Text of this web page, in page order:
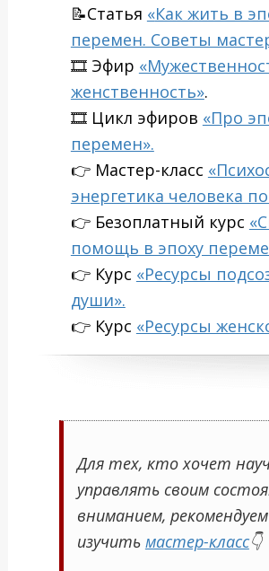
📝Статья «Как жить в
перемен. Советы
🎞 Эфир
женственность».
🎞 Цикл эфиров «Про
перемен».
👉 Мастер-класс
энергетика человека
👉 Безоплатный курс
помощь в эпоху
👉 Курс «Ресурсы
души».
👉 Курс «Ресурсы
Для тех, кто хочет
управлять своим
вниманием, рекомендуем
изучить мастер-класс👇